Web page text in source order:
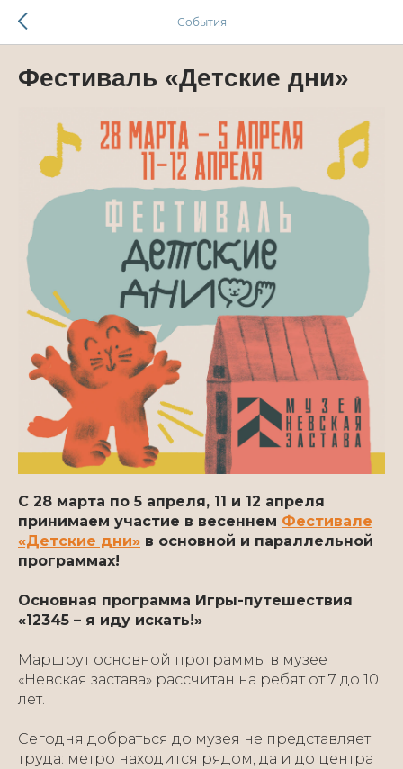
События
Фестиваль «Детские дни»
С 28 марта по 5 апреля, 11 и 12 апреля
принимаем участие в весеннем Фестивале
«Детские дни» в основной и параллельной
программах!
Основная программа Игры-путешествия
«12345 – я иду искать!»
Маршрут основной программы в музее
«Невская застава» рассчитан на ребят от 7 до 10
лет.
Сегодня добраться до музея не представляет
труда: метро находится рядом, да и до центра